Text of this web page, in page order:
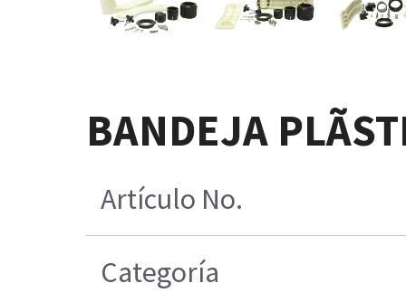
BANDEJA
Artículo No.
Categoría